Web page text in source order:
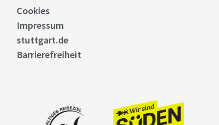
Cookies
Impressum
stuttgart.de
Barrierefreiheit